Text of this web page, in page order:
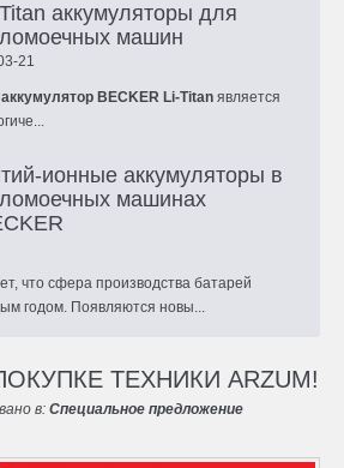
аккумуляторы для
машин
21
BECKER Li-Titan является
ионные аккумуляторы в
машинах
что сфера производства батарей
годом. Появляются новы...
ТЕХНИКИ ARZUM!
в: Специальное предложение